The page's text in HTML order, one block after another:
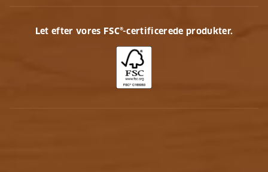
Let efter vores FSC®-certificerede produkter.